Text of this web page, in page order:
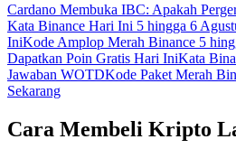
Cardano Membuka IBC: Apakah
Kata Binance Hari Ini 5 hingga 6
IniKode Amplop Merah Binance 5
Dapatkan Poin Gratis Hari IniKata
Jawaban WOTDKode Paket Merah
Sekarang
Cara Membeli Kripto